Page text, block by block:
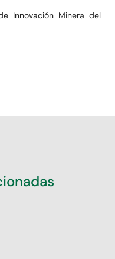
Innovación Minera del